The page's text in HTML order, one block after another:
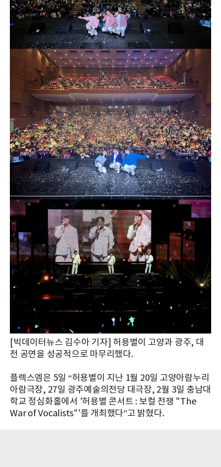
[빅데이터뉴스 김수아 기자] 허용별이 고양과 광주, 대
전 공연을 성공적으로 마무리했다.
플렉스엠은 5일 “허용별이 지난 1월 20일 고양아람누리
아람극장, 27일 광주예술의전당 대극장, 2월 3일 충남대
학교 정심화홀에서 '허용별 콘서트 : 보컬 전쟁 "The
War of Vocalists"'를 개최했다”고 밝혔다.